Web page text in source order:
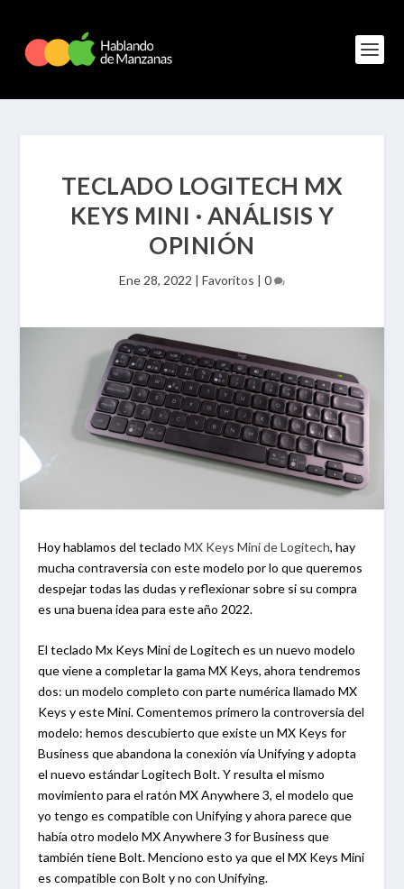
TECLADO LOGITECH MX
KEYS MINI · ANÁLISIS Y
OPINIÓN
Ene 28, 2022 | Favoritos | 0
Hoy hablamos del tecladoMX Keys Mini de Logitech, hay
mucha contraversia con este modelo por lo que queremos
despejar todas las dudas y reflexionar sobre si su compra
es una buena idea para este año 2022.
El teclado Mx Keys Mini de Logitech es un nuevo modelo
que viene a completar la gama MX Keys, ahora tendremos
dos: un modelo completo con parte numérica llamado MX
Keys y este Mini. Comentemos primero la controversia del
modelo: hemos descubierto que existe un MX Keys for
Business que abandona la conexión vía Unifying y adopta
el nuevo estándar Logitech Bolt. Y resulta el mismo
movimiento para el ratón MX Anywhere 3, el modelo que
yo tengo es compatible con Unifying y ahora parece que
había otro modelo MX Anywhere 3 for Business que
también tiene Bolt. Menciono esto ya que el MX Keys Mini
es compatible con Bolt y no con Unifying.